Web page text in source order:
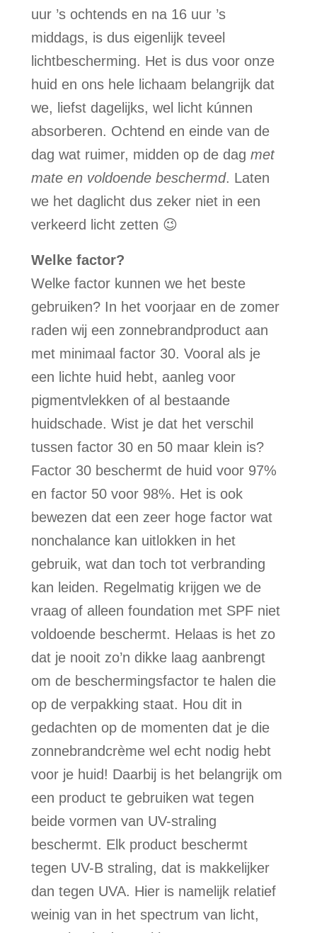
uur ’s ochtends en na 16 uur ’s
middags, is dus eigenlijk teveel
lichtbescherming. Het is dus voor onze
huid en ons hele lichaam belangrijk dat
we, liefst dagelijks, wel licht kúnnen
absorberen. Ochtend en einde van de
dag wat ruimer, midden op de dag met
mate en voldoende beschermd. Laten
we het daglicht dus zeker niet in een
verkeerd licht zetten 😉
Welke factor?
Welke factor kunnen we het beste
gebruiken? In het voorjaar en de zomer
raden wij een zonnebrandproduct aan
met minimaal factor 30. Vooral als je
een lichte huid hebt, aanleg voor
pigmentvlekken of al bestaande
huidschade. Wist je dat het verschil
tussen factor 30 en 50 maar klein is?
Factor 30 beschermt de huid voor 97%
en factor 50 voor 98%. Het is ook
bewezen dat een zeer hoge factor wat
nonchalance kan uitlokken in het
gebruik, wat dan toch tot verbranding
kan leiden. Regelmatig krijgen we de
vraag of alleen foundation met SPF niet
voldoende beschermt. Helaas is het zo
dat je nooit zo’n dikke laag aanbrengt
om de beschermingsfactor te halen die
op de verpakking staat. Hou dit in
gedachten op de momenten dat je die
zonnebrandcrème wel echt nodig hebt
voor je huid! Daarbij is het belangrijk om
een product te gebruiken wat tegen
beide vormen van UV-straling
beschermt. Elk product beschermt
tegen UV-B straling, dat is makkelijker
dan tegen UVA. Hier is namelijk relatief
weinig van in het spectrum van licht,